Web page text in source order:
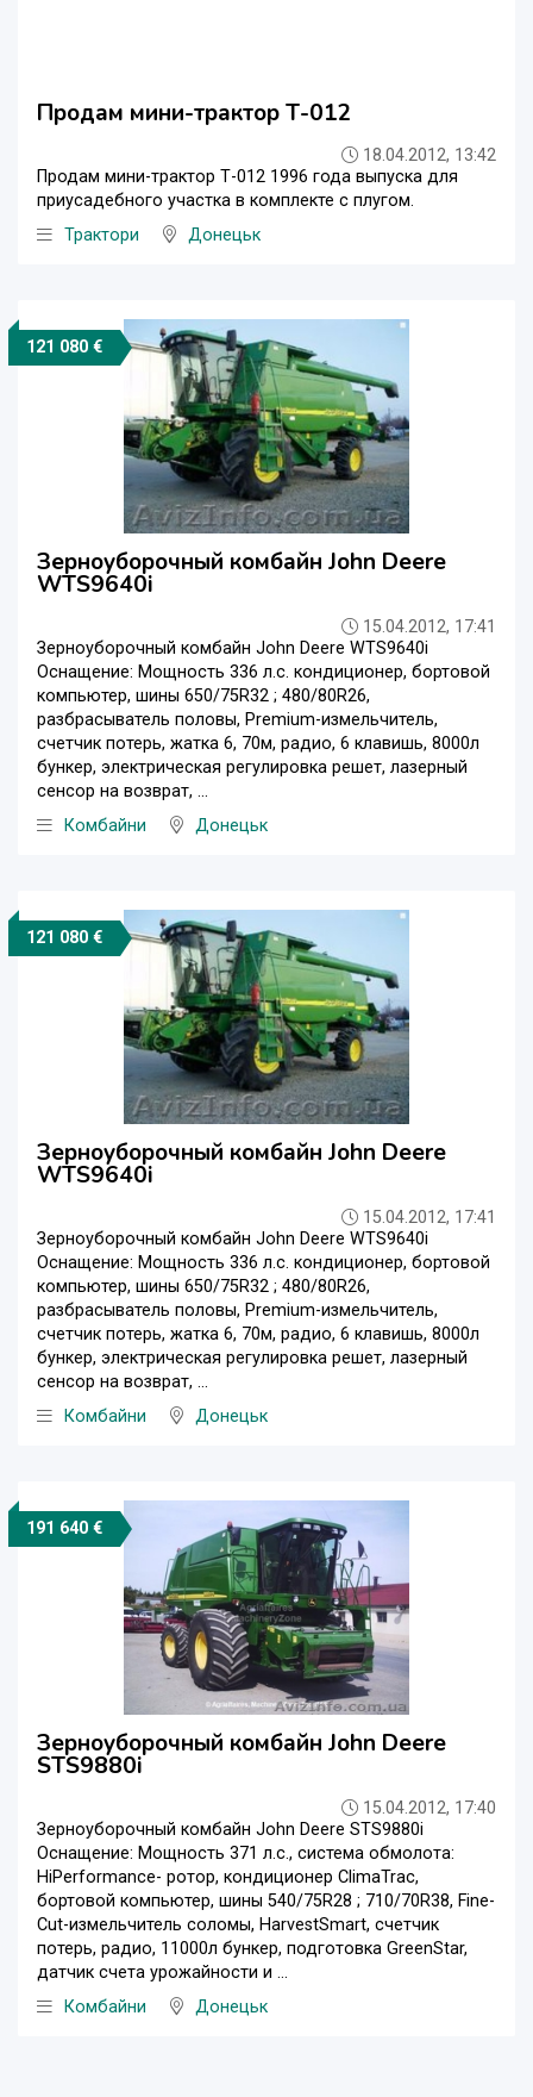
Продам мини-трактор Т-012
18.04.2012, 13:42
Продам мини-трактор Т-012 1996 года выпуска для
приусадебного участка в комплекте с плугом.
Трактори
Донецьк
121 080 €
Зерноуборочный комбайн John Deere
WTS9640i
15.04.2012, 17:41
Зерноуборочный комбайн John Deere WTS9640i
Оснащение: Мощность 336 л.с. кондиционер, бортовой
компьютер, шины 650/75R32 ; 480/80R26,
разбрасыватель половы, Premium-измельчитель,
счетчик потерь, жатка 6, 70м, радио, 6 клавишь, 8000л
бункер, электрическая регулировка решет, лазерный
сенсор на возврат, ...
Комбайни
Донецьк
121 080 €
Зерноуборочный комбайн John Deere
WTS9640i
15.04.2012, 17:41
Зерноуборочный комбайн John Deere WTS9640i
Оснащение: Мощность 336 л.с. кондиционер, бортовой
компьютер, шины 650/75R32 ; 480/80R26,
разбрасыватель половы, Premium-измельчитель,
счетчик потерь, жатка 6, 70м, радио, 6 клавишь, 8000л
бункер, электрическая регулировка решет, лазерный
сенсор на возврат, ...
Комбайни
Донецьк
191 640 €
Зерноуборочный комбайн John Deere
STS9880i
15.04.2012, 17:40
Зерноуборочный комбайн John Deere STS9880i
Оснащение: Мощность 371 л.с., система обмолота:
HiPerformance- ротор, кондиционер ClimaTrac,
бортовой компьютер, шины 540/75R28 ; 710/70R38, Fine-
Cut-измельчитель соломы, HarvestSmart, счетчик
потерь, радио, 11000л бункер, подготовка GreenStar,
датчик счета урожайности и ...
Комбайни
Донецьк